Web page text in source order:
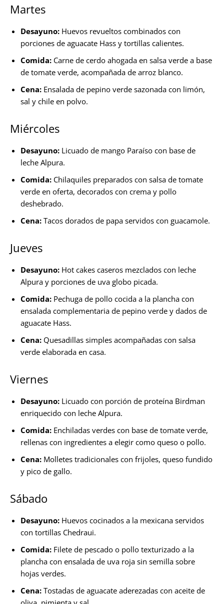
Martes
Desayuno: Huevos revueltos combinados con
porciones de aguacate Hass y tortillas calientes.
Comida: Carne de cerdo ahogada en salsa verde a base
de tomate verde, acompañada de arroz blanco.
Cena: Ensalada de pepino verde sazonada con limón,
sal y chile en polvo.
Miércoles
Desayuno: Licuado de mango Paraíso con base de
leche Alpura.
Comida: Chilaquiles preparados con salsa de tomate
verde en oferta, decorados con crema y pollo
deshebrado.
Cena: Tacos dorados de papa servidos con guacamole.
Jueves
Desayuno: Hot cakes caseros mezclados con leche
Alpura y porciones de uva globo picada.
Comida: Pechuga de pollo cocida a la plancha con
ensalada complementaria de pepino verde y dados de
aguacate Hass.
Cena: Quesadillas simples acompañadas con salsa
verde elaborada en casa.
Viernes
Desayuno: Licuado con porción de proteína Birdman
enriquecido con leche Alpura.
Comida: Enchiladas verdes con base de tomate verde,
rellenas con ingredientes a elegir como queso o pollo.
Cena: Molletes tradicionales con frijoles, queso fundido
y pico de gallo.
Sábado
Desayuno: Huevos cocinados a la mexicana servidos
con tortillas Chedraui.
Comida: Filete de pescado o pollo texturizado a la
plancha con ensalada de uva roja sin semilla sobre
hojas verdes.
Cena: Tostadas de aguacate aderezadas con aceite de